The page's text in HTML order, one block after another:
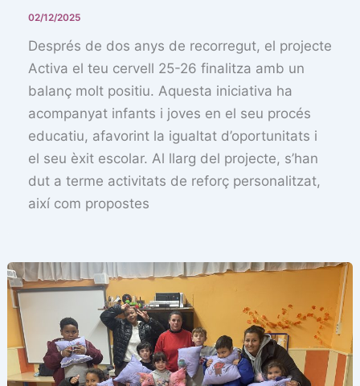
02/12/2025
Després de dos anys de recorregut, el projecte
Activa el teu cervell 25-26 finalitza amb un
balanç molt positiu. Aquesta iniciativa ha
acompanyat infants i joves en el seu procés
educatiu, afavorint la igualtat d’oportunitats i
el seu èxit escolar. Al llarg del projecte, s’han
dut a terme activitats de reforç personalitzat,
així com propostes